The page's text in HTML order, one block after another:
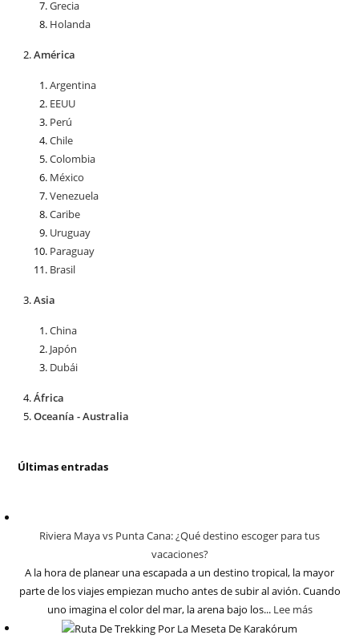
Grecia
Holanda
América
Argentina
EEUU
Perú
Chile
Colombia
México
Venezuela
Caribe
Uruguay
Paraguay
Brasil
Asia
China
Japón
Dubái
África
Oceanía - Australia
Últimas entradas
Riviera Maya vs Punta Cana: ¿Qué destino escoger para tus
vacaciones?
A la hora de planear una escapada a un destino tropical, la mayor
parte de los viajes empiezan mucho antes de subir al avión. Cuando
uno imagina el color del mar, la arena bajo los... Lee más